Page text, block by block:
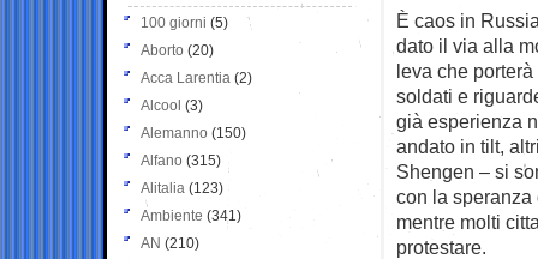
È caos in
dato il via alla
leva che
soldati e
già esperienza
andato in tilt,
Shengen – si
con la speranza
mentre molti
protestare.
100 giorni (5)
Aborto (20)
Acca Larentia (2)
Alcool (3)
Alemanno (150)
Alfano (315)
Alitalia (123)
Ambiente (341)
AN (210)